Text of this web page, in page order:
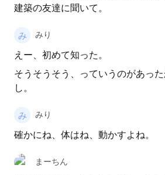
建築の友達に聞いて。
みり
えー、初めて知った。
そうそうそう、っていうのがあっ
し。
みり
確かにね、体はね、動かすよね。
まーちん